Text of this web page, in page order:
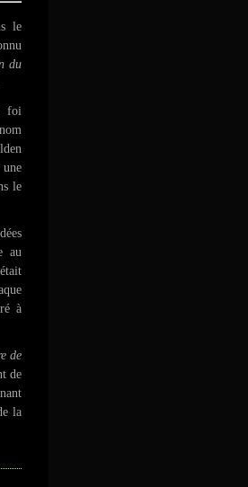
le
du
foi
le
au
à
de
de
la